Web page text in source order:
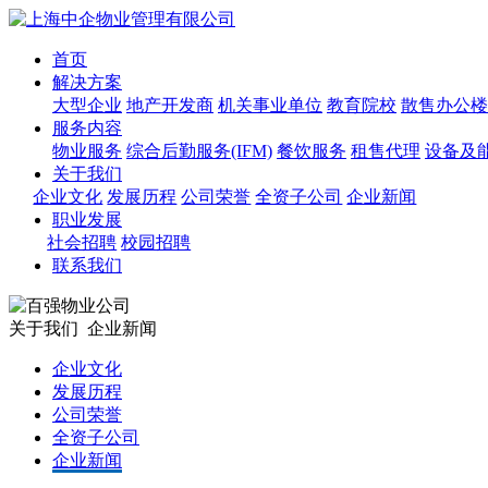
首页
解决方案
大型企业 地产开发商 机关事业单位 教育院校 散售办公楼
服务内容
物业服务 综合后勤服务(IFM) 餐饮服务 租售代理 设备及
关于我们
企业文化 发展历程 公司荣誉 全资子公司 企业新闻
职业发展
社会招聘 校园招聘
联系我们
关于我们 企业新闻
企业文化
发展历程
公司荣誉
全资子公司
企业新闻